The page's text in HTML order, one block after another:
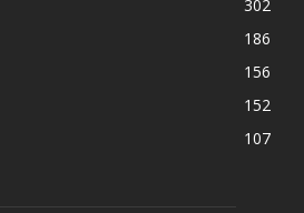
302
186
156
152
107